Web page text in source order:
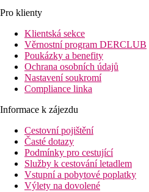
Pro klienty
Klientská sekce
Věrnostní program DERCLUB
Poukázky a benefity
Ochrana osobních údajů
Nastavení soukromí
Compliance linka
Informace k zájezdu
Cestovní pojištění
Časté dotazy
Podmínky pro cestující
Služby k cestování letadlem
Vstupní a pobytové poplatky
Výlety na dovolené